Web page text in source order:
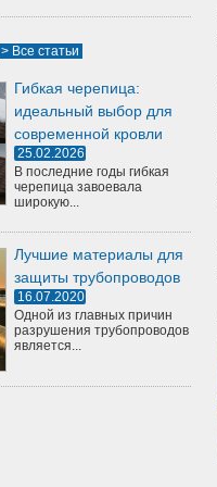
> Все статьи
Гибкая черепица:
идеальный выбор для
современной кровли
25.02.2026
В последние годы гибкая
черепица завоевала
широкую...
Лучшие материалы для
защиты трубопроводов
16.07.2020
Одной из главных причин
разрушения трубопроводов
является...